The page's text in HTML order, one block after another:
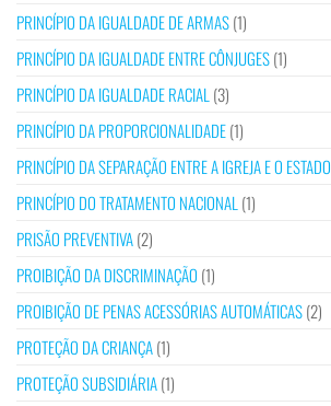
PRINCÍPIO DA IGUALDADE DE ARMAS(1)
PRINCÍPIO DA IGUALDADE ENTRE CÔNJUGES(1)
PRINCÍPIO DA IGUALDADE RACIAL (3)
PRINCÍPIO DA PROPORCIONALIDADE(1)
PRINCÍPIO DA SEPARAÇÃO ENTRE A IGREJA E O ESTADO
PRINCÍPIO DO TRATAMENTO NACIONAL (1)
PRISÃO PREVENTIVA(2)
PROIBIÇÃO DA DISCRIMINAÇÃO (1)
PROIBIÇÃO DE PENAS ACESSÓRIAS AUTOMÁTICAS(2)
PROTEÇÃO DA CRIANÇA(1)
PROTEÇÃO SUBSIDIÁRIA(1)